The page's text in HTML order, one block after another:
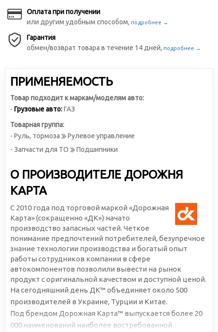
Оплата при получении
или другим удобным способом, подробнее →
Гарантия
обмен/возврат товара в течение 14 дней, подробнее →
ПРИМЕНЯЕМОСТЬ
Товар подходит к маркам/моделям авто:
- Грузовые авто:ГАЗ
Товарная группа:
- Руль, тормоза
Рулевое управление
- Запчасти для ТО
Подшипники
О ПРОИЗВОДИТЕЛЕ ДОРОЖНЯ
КАРТА
С 2010 года под торговой маркой «Дорожная
Карта» (сокращенно «ДК») начато
производство запасных частей. Четкое
понимание предпочтений потребителей, безупречное
знание технологии производства и богатый опыт
работы сотрудников компании в сфере
автокомпонентов позволили вывести на рынок
продукт с оригинальной качеством и доступной ценой.
На сегодняшний день ДК™ объединяет около 500
производителей в Украине, Турции и Китае.
Под брендом Дорожная Карта™ выпускается более 20
000 наименований наиболее востребованной